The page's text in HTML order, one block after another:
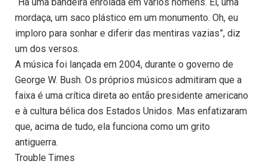
mordaça, um saco plástico em um monumento. Oh, eu
imploro para sonhar e diferir das mentiras vazias”, diz
um dos versos.
A música foi lançada em 2004, durante o governo de
George W. Bush. Os próprios músicos admitiram que a
faixa é uma crítica direta ao então presidente americano
e à cultura bélica dos Estados Unidos. Mas enfatizaram
que, acima de tudo, ela funciona como um grito
antiguerra.
Trouble Times